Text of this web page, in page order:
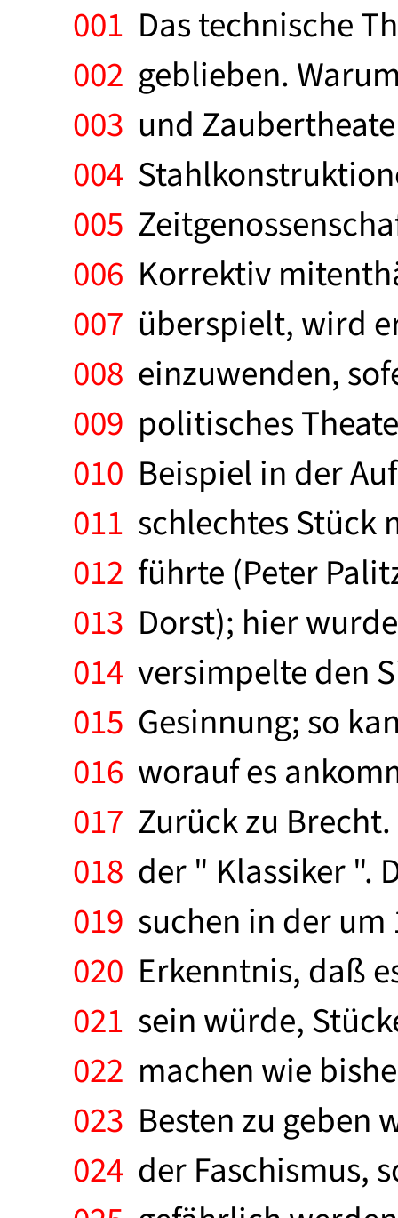
001 Das technische
002 geblieben.
003 und
004
005
006 Korrektiv
007 überspielt, wird
008 einzuwenden,
009 politisches
010 Beispiel in der
011 schlechtes Stück
012 führte (Peter
013 Dorst); hier
014 versimpelte den
015 Gesinnung; so
016 worauf es
017 Zurück zu
018 der " Klassiker ".
019 suchen in der
020 Erkenntnis, daß
021 sein würde,
022 machen wie
023 Besten zu geben
024 der Faschismus,